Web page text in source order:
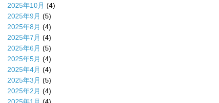
2025年10月 (4)
2025年9月 (5)
2025年8月 (4)
2025年7月 (4)
2025年6月 (5)
2025年5月 (4)
2025年4月 (4)
2025年3月 (5)
2025年2月 (4)
2025年1月 (4)